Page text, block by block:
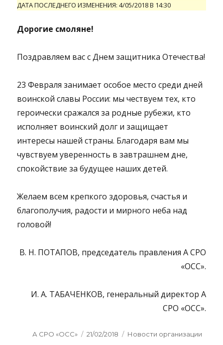
ДАТА ПОСЛЕДНЕГО ИЗМЕНЕНИЯ: 4/05/2018 В 14:30
Дорогие смоляне!
Поздравляем вас с Днем защитника Отечества!
23 Февраля занимает особое место среди дней
воинской славы России: мы чествуем тех, кто
героически сражался за родные рубежи, кто
исполняет воинский долг и защищает
интересы нашей страны. Благодаря вам мы
чувствуем уверенность в завтрашнем дне,
спокойствие за будущее наших детей.
Желаем всем крепкого здоровья, счастья и
благополучия, радости и мирного неба над
головой!
В. Н. ПОТАПОВ, председатель правления А СРО
«ОСС».
И. А. ТАБАЧЕНКОВ, генеральный директор А
СРО «ОСС».
Author
А СРО «ОСС»
Posted
21/02/2018 Categories
Новости организации